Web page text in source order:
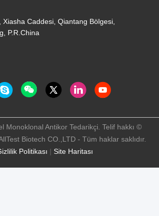
Caddesi, Qiantang Bölgesi,
P.R.China
Politikası | Site Haritası
Monoklonal Antikor Tedarikçi. Telif hakkı ©
Biotech CO.,LTD - Tüm haklar saklıdır.